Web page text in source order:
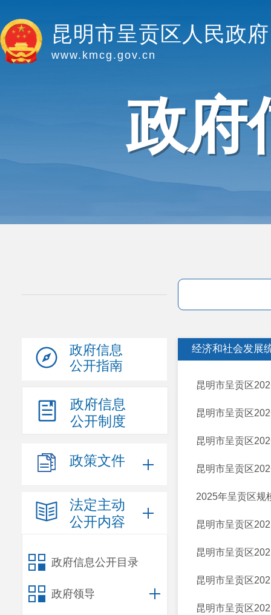
昆明市呈贡区人民政府
www.kmcg.gov.cn
政府
政府信息
公开指南
政府信息
公开制度
政策文件
法定主动
公开内容
政府信息公开目录
政府领导
经济和社会发展
昆明市呈贡区
昆明市呈贡区
昆明市呈贡区
昆明市呈贡区
2025年呈贡区规
昆明市呈贡区
昆明市呈贡区
昆明市呈贡区
昆明市呈贡区